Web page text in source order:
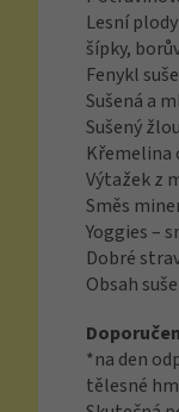
Lesní
šípky,
Fenykl
Sušená a
Sušený
Křemelina
Výtažek z
Směs
Yoggies –
Dobré
Obsah
*na den
tělesné